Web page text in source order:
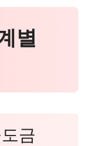
별
금